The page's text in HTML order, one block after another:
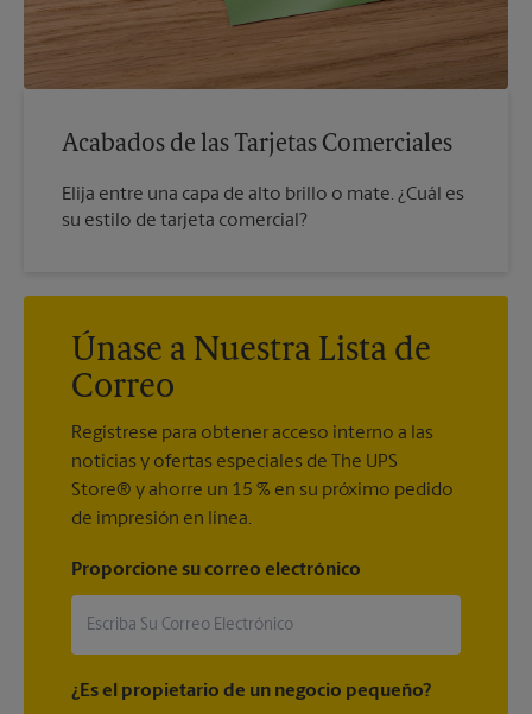
Acabados de las Tarjetas Comerciales
Elija entre una capa de alto brillo o mate. ¿Cuál es
su estilo de tarjeta comercial?
Únase a Nuestra Lista de
Correo
Regístrese para obtener acceso interno a las
noticias y ofertas especiales de The UPS
Store® y ahorre un 15 % en su próximo pedido
de impresión en línea.
Proporcione su correo electrónico
¿Es el propietario de un negocio pequeño?